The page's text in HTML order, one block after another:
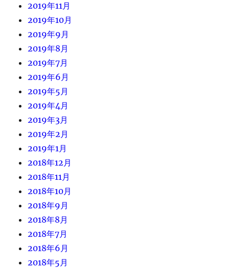
2019年11月
2019年10月
2019年9月
2019年8月
2019年7月
2019年6月
2019年5月
2019年4月
2019年3月
2019年2月
2019年1月
2018年12月
2018年11月
2018年10月
2018年9月
2018年8月
2018年7月
2018年6月
2018年5月